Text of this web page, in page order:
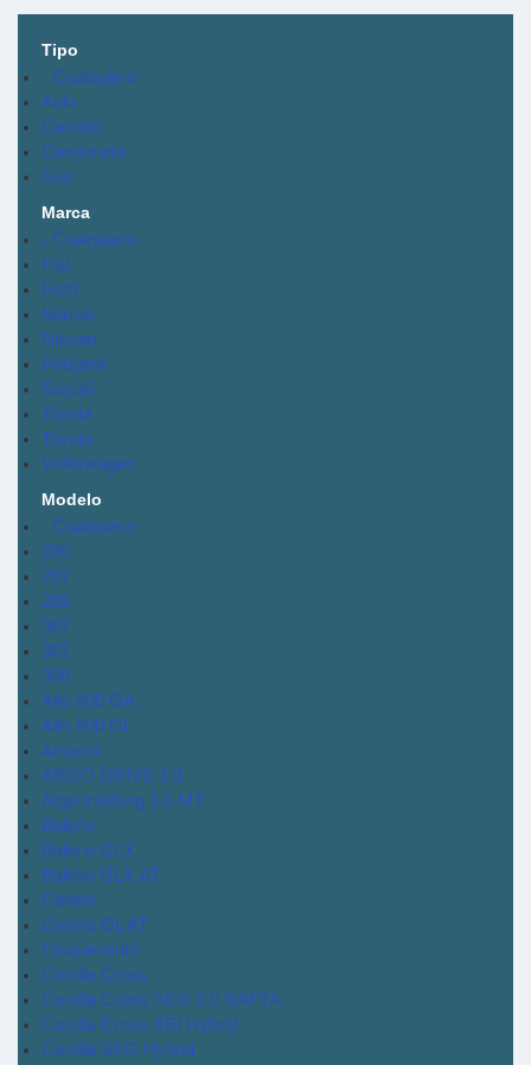
Tipo
- Cualquiera -
Auto
Camión
Camioneta
Suv
Marca
- Cualquiera -
Fiat
Ford
Mazda
Nissan
Peugeot
Suzuki
Toyota
Toyota
Volkswagen
Modelo
- Cualquiera -
206
207
208
301
307
308
Alto 800 GA
Alto 800 GL
Amarok
ARGO DRIVE 1.3
Argo trekking 1.3 MT
Baleno
Baleno GLX
Baleno GLX AT
Celerio
Celerio GL AT
Cinquecento
Corolla Cross
Corolla Cross SEG 2.0 NAFTA
Corolla Cross XEI Hybrid
Corolla SEG Hybrid